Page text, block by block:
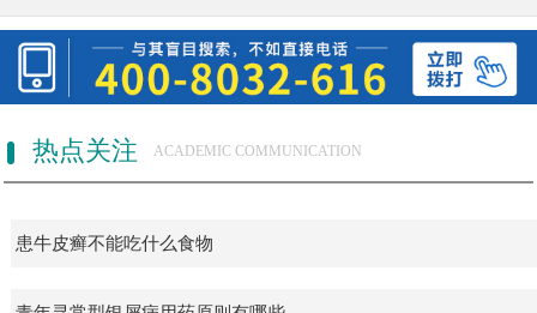
热点关注 ACADEMIC COMMUNICATION
患牛皮癣不能吃什么食物